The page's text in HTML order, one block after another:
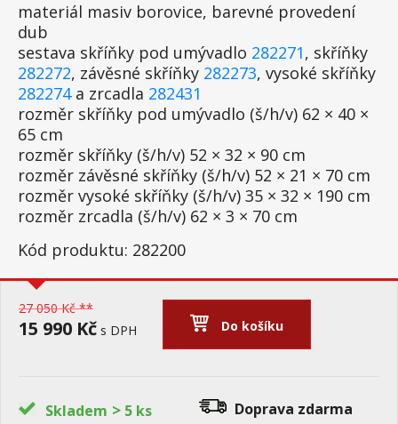
materiál masiv borovice, barevné provedení
dub
sestava skříňky pod umývadlo 282271, skříňky
282272, závěsné skříňky 282273, vysoké skříňky
282274a zrcadla 282431
rozměr skříňky pod umývadlo (š/h/v) 62 × 40 ×
65 cm
rozměr skříňky (š/h/v) 52 × 32 × 90 cm
rozměr závěsné skříňky (š/h/v) 52 × 21 × 70 cm
rozměr vysoké skříňky (š/h/v) 35 × 32 × 190 cm
rozměr zrcadla (š/h/v) 62 × 3 × 70 cm
Kód produktu: 282200
27 050 Kč **
15 990 Kč s DPH Do košíku
Skladem > 5 ks Doprava zdarma